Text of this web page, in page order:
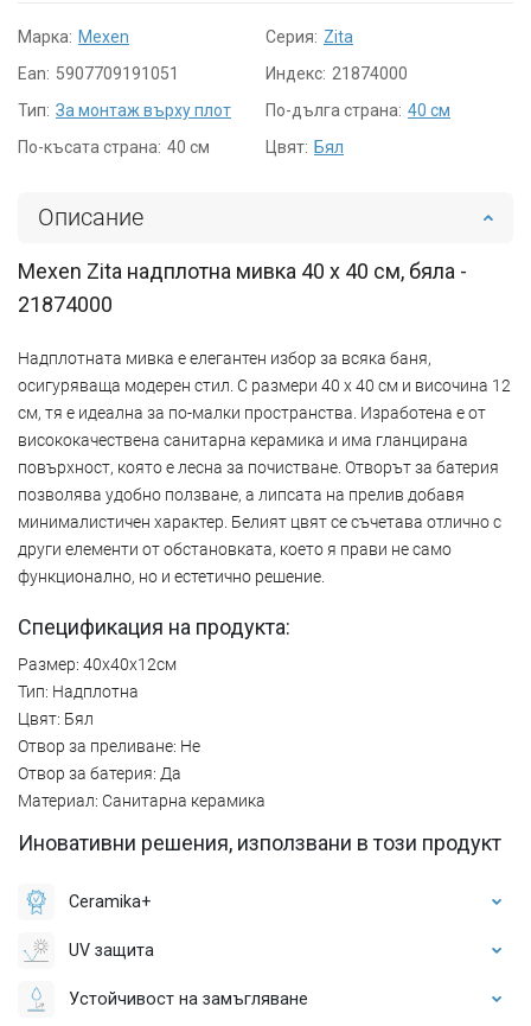
Марка: Mexen Серия: Zita
Ean: 5907709191051 Индекс: 21874000
Тип: За монтаж върху плот По-дълга страна: 40 см
По-късата страна: 40 см Цвят: Бял
Описание
Mexen Zita надплотна мивка 40 x 40 см, бяла -
21874000
Надплотната мивка е елегантен избор за всяка баня,
осигуряваща модерен стил. С размери 40 x 40 см и височина 12
см, тя е идеална за по-малки пространства. Изработена е от
висококачествена санитарна керамика и има гланцирана
повърхност, която е лесна за почистване. Отворът за батерия
позволява удобно ползване, а липсата на прелив добавя
минималистичен характер. Белият цвят се съчетава отлично с
други елементи от обстановката, което я прави не само
функционално, но и естетично решение.
Спецификация на продукта:
Размер: 40x40x12см
Тип: Надплотна
Цвят: Бял
Отвор за преливане: Не
Отвор за батерия: Да
Материал: Санитарна керамика
Иновативни решения, използвани в този продукт
Ceramika+
UV защита
Устойчивост на замъгляване